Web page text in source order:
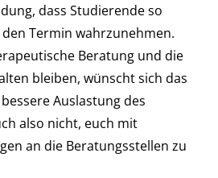
dass Studierende so
Termin wahrzunehmen.
Beratung und die
bleiben, wünscht sich das
Auslastung des
also nicht, euch mit
an die Beratungsstellen zu